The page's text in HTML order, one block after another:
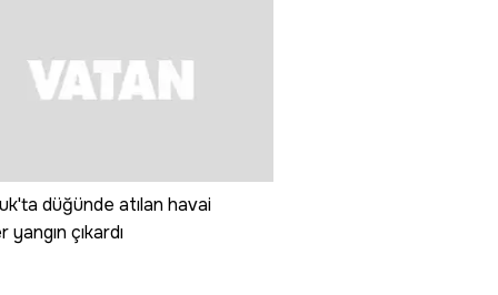
düğünde atılan havai
yangın çıkardı